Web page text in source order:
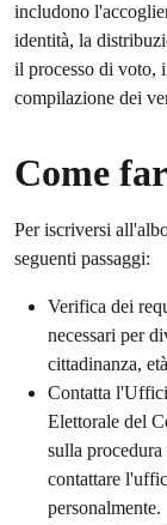
includono
identità, la
il processo di voto,
compilazione dei
Come
Per iscriversi
seguenti passaggi:
Verifica dei
necessari per
cittadinanza,
Contatta
Elettorale del
sulla
contattare
personalmente.